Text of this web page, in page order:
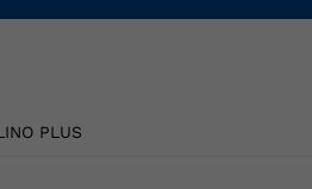
PLUS